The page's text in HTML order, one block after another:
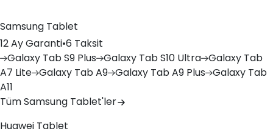
Samsung Tablet
12 Ay Garanti•6 Taksit
Galaxy Tab S9 Plus Galaxy Tab S10 Ultra Galaxy Tab
A7 Lite Galaxy Tab A9 Galaxy Tab A9 Plus Galaxy Tab
A11
Tüm Samsung Tablet'ler
Huawei Tablet